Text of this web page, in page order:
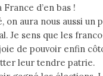
d’en bas !
on aura nous aussi un
Je sens que les
de pouvoir enfin
leur tendre patrie.